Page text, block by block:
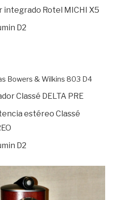
integrado Rotel MICHI X5
D2
Bowers & Wilkins 803 D4
Classé DELTA PRE
estéreo Classé
D2